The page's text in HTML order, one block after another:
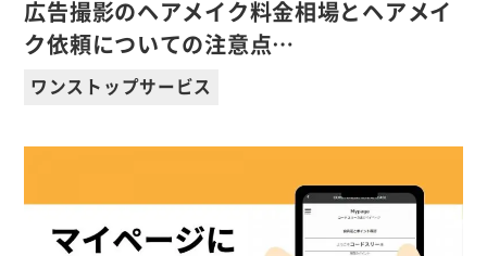
広告撮影のヘアメイク料金相場とヘアメイ
ク依頼についての注意点…
ワンストップサービス